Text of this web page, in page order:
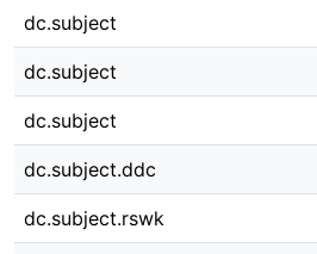
dc.subject
dc.subject
dc.subject
dc.subject.ddc
dc.subject.rswk